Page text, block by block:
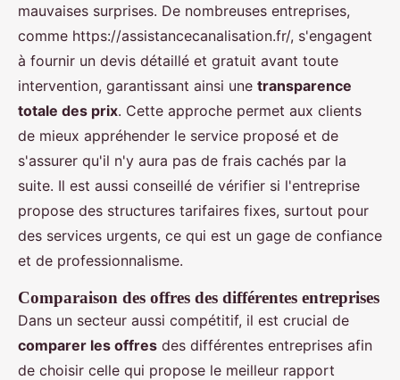
mauvaises surprises. De nombreuses entreprises,
comme https://assistancecanalisation.fr/, s'engagent
à fournir un devis détaillé et gratuit avant toute
intervention, garantissant ainsi une transparence
totale des prix. Cette approche permet aux clients
de mieux appréhender le service proposé et de
s'assurer qu'il n'y aura pas de frais cachés par la
suite. Il est aussi conseillé de vérifier si l'entreprise
propose des structures tarifaires fixes, surtout pour
des services urgents, ce qui est un gage de confiance
et de professionnalisme.
Comparaison des offres des différentes entreprises
Dans un secteur aussi compétitif, il est crucial de
comparer les offres des différentes entreprises afin
de choisir celle qui propose le meilleur rapport